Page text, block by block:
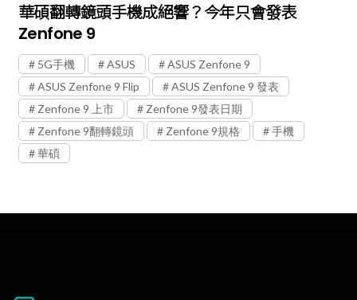
華碩翻轉鏡頭手機成絕響？今年只會發表
Zenfone 9
5G手機 ASUS
ASUS Zenfone 9
ASUS Zenfone 9 Flip
ASUS Zenfone 9 發表
Zenfone 9 上市
Zenfone 9發表日期
Zenfone 9翻轉鏡頭
Zenfone 9規格
手機
華碩